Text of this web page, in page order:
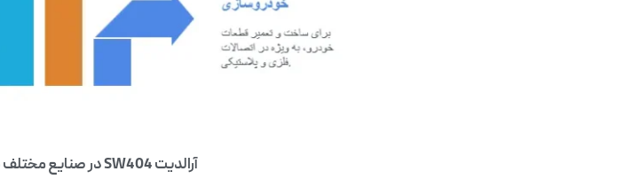
آرالدیت SW404 در صنایع مختلف کاربردهای متنوعی دارد: